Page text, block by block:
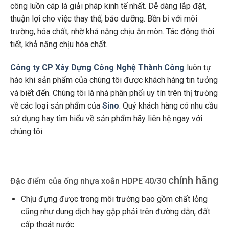
công luồn cáp là giải pháp kinh tế nhất. Dễ dàng lắp đặt,
thuận lợi cho việc thay thế, bảo dưỡng. Bền bỉ với môi
trường, hóa chất, nhờ khả năng chịu ăn mòn. Tác động thời
tiết, khả năng chịu hóa chất.
Công ty CP Xây Dựng Công Nghệ Thành Công luôn tự
hào khi sản phẩm của chúng tôi được khách hàng tin tưởng
và biết đến. Chúng tôi là nhà phân phối uy tín trên thị trường
về các loại sản phẩm của Sino. Quý khách hàng có nhu cầu
sử dụng hay tìm hiểu về sản phẩm hãy liên hệ ngay với
chúng tôi.
Đặc điểm của ống nhựa xoắn HDPE 40/30 chính hãng
Chịu đựng được trong môi trường bao gồm chất lỏng
cũng như dung dịch hay gặp phải trên đường dẫn, đất
cấp thoát nước